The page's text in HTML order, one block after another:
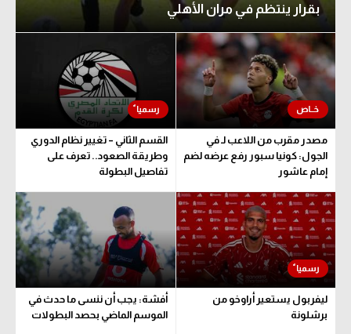
بقرار ينتظم في مران الأهلي
مصدر مقرب من اللاعب لـ في
الجول: كونيا سبور رفع عرضه لضم
إمام عاشور
القسم الثاني – تغيير نظام الدوري
وطريقة الصعود.. تعرف على
تفاصيل البطولة
ليفربول يستعير أراوخو من
برشلونة
أفشة: يجب أن ننسى ما حدث في
الموسم الماضي بحصد البطولات